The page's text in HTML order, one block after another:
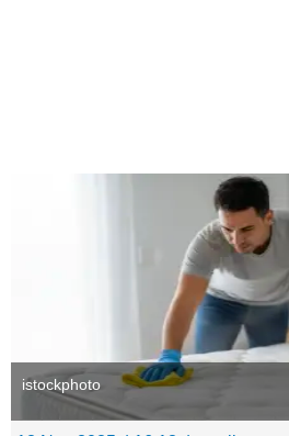
istockphoto